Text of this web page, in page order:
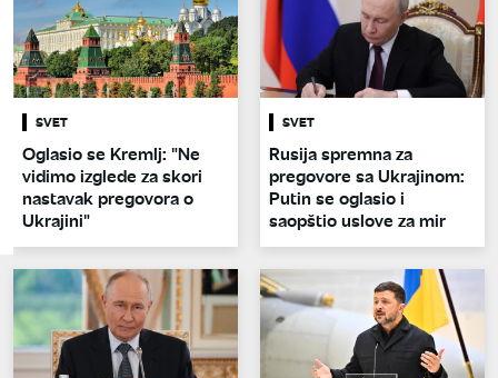
SVET
Oglasio se Kremlj: "Ne
vidimo izglede za skori
nastavak pregovora o
Ukrajini"
SVET
Rusija spremna za
pregovore sa Ukrajinom:
Putin se oglasio i
saopštio uslove za mir